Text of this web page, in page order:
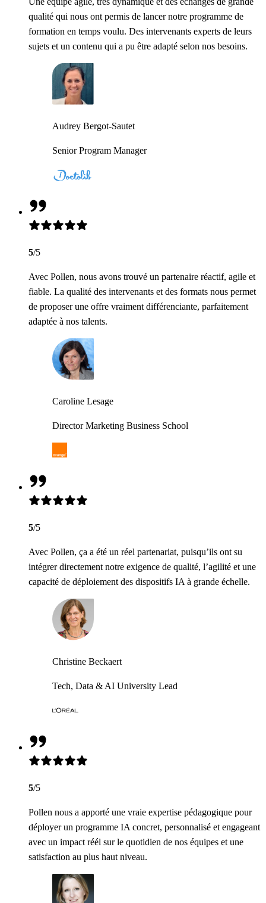
qualité qui nous ont permis de lancer notre programme de
formation en temps voulu. Des intervenants experts de leurs
sujets et un contenu qui a pu être adapté selon nos besoins.
Audrey Bergot-Sautet
Senior Program Manager
5/5
Avec Pollen, nous avons trouvé un partenaire réactif, agile et
fiable. La qualité des intervenants et des formats nous permet
de proposer une offre vraiment différenciante, parfaitement
adaptée à nos talents.
Caroline Lesage
Director Marketing Business School
5/5
Avec Pollen, ça a été un réel partenariat, puisqu’ils ont su
intégrer directement notre exigence de qualité, l’agilité et une
capacité de déploiement des dispositifs IA à grande échelle.
Christine Beckaert
Tech, Data & AI University Lead
5/5
Pollen nous a apporté une vraie expertise pédagogique pour
déployer un programme IA concret, personnalisé et engageant
avec un impact réél sur le quotidien de nos équipes et une
satisfaction au plus haut niveau.